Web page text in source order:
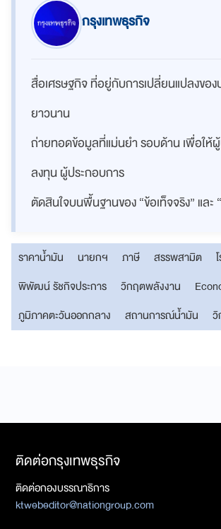
กรุงเทพธุรกิจ
สื่อเศรษฐกิจ ที่อยู่กับการเปลี่ยนแปลงของ
ยาวนาน
ถ่ายทอดข้อมูลที่แม่นยำ รอบด้าน เพื่อให้
ลงทุน ผู้ประกอบการ
ตัดสินใจบนพื้นฐานของ “ข้อเท็จจริง” และ
ราคาน้ำมัน นายกฯ ภาษี สรรพสามิต
พิพัฒน์ รัชกิจประการ
วิกฤตพลังงาน
ภูมิภาคตะวันออกกลาง
สถานการณ์น้ำมัน
ติดต่อกรุงเทพธุรกิจ
ติดต่อกองบรรณาธิการ
ktwebeditor@nationgroup.com